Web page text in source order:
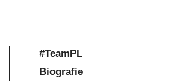
#TeamPL
Biografie